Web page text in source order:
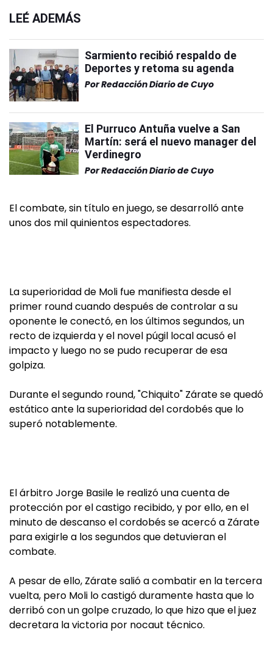
LEÉ ADEMÁS
Sarmiento recibió respaldo de
Deportes y retoma su agenda
PorRedacción Diario de Cuyo
El Purruco Antuña vuelve a San
Martín: será el nuevo manager del
Verdinegro
PorRedacción Diario de Cuyo
El combate, sin título en juego, se desarrolló ante
unos dos mil quinientos espectadores.
La superioridad de Moli fue manifiesta desde el
primer round cuando después de controlar a su
oponente le conectó, en los últimos segundos, un
recto de izquierda y el novel púgil local acusó el
impacto y luego no se pudo recuperar de esa
golpiza.
Durante el segundo round, "Chiquito" Zárate se quedó
estático ante la superioridad del cordobés que lo
superó notablemente.
El árbitro Jorge Basile le realizó una cuenta de
protección por el castigo recibido, y por ello, en el
minuto de descanso el cordobés se acercó a Zárate
para exigirle a los segundos que detuvieran el
combate.
A pesar de ello, Zárate salió a combatir en la tercera
vuelta, pero Moli lo castigó duramente hasta que lo
derribó con un golpe cruzado, lo que hizo que el juez
decretara la victoria por nocaut técnico.